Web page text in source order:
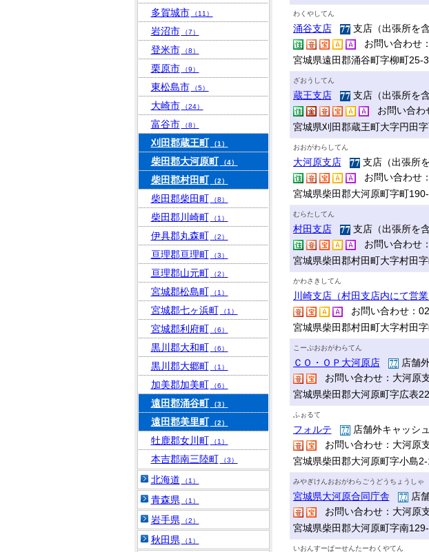
わくやしてん
涌谷支店
支店（出張所を
お問い合わせ
宮城県遠田郡涌谷町字柳町25-3
ざおうしてん
蔵王支店
支店（出張所を
お問い合わ
宮城県刈田郡蔵王町大字円田
おおがわらしてん
大河原支店
支店（出張所
お問い合わせ
宮城県柴田郡大河原町字町
むらたしてん
村田支店
支店（出張所を
お問い合わせ
宮城県柴田郡村田町大字村田
かわさきしてん
川崎支店（村田支店内にて営業
お問い合わせ：
宮城県柴田郡村田町大字村田
こーぷおおがわらてん
ＣＯ・ＯＰ大河原店
店舗
お問い合わせ：大河原
宮城県柴田郡大河原町字広表
ふぉるて
フォルテ
店舗外キャッシ
お問い合わせ：大河原
宮城県柴田郡大河原町字小島
みやぎけんおおがわらごうどうちょうしゃ
宮城県大河原合同庁舎
店
お問い合わせ：大河原
宮城県柴田郡大河原町字南
いおんすーぱーせんたーわくやてん
多賀城市 （11）
岩沼市 （7）
登米市 （8）
栗原市 （9）
東松島市 （5）
大崎市 （24）
富谷市 （8）
刈田郡蔵王町 （1）
柴田郡大河原町 （4）
柴田郡村田町 （2）
柴田郡柴田町 （8）
柴田郡川崎町 （1）
伊具郡丸森町 （2）
亘理郡亘理町 （3）
亘理郡山元町 （2）
宮城郡松島町 （1）
宮城郡七ヶ浜町 （1）
宮城郡利府町 （6）
黒川郡大和町 （6）
黒川郡大郷町 （1）
加美郡加美町 （6）
遠田郡涌谷町 （3）
遠田郡美里町 （2）
牡鹿郡女川町 （1）
本吉郡南三陸町 （3）
北海道 （1）
青森県 （1）
岩手県 （2）
秋田県 （1）